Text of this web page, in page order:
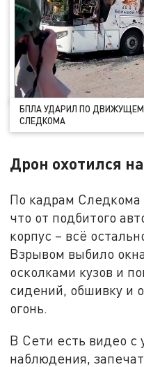
БПЛА УДАРИЛ ПО
СЛЕДКОМА
Дрон охотился
По кадрам Следкома
что от подбитого
корпус – всё
Взрывом выбило
осколками кузов и
сидений, обшивку и
огонь.
В Сети есть видео с
наблюдения,